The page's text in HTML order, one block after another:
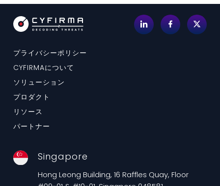
プライバシーポリシー
CYFIRMAについて
ソリューション
プロダクト
リソース
パートナー
Singapore
Hong Leong Building, 16 Raffles Quay, Floor